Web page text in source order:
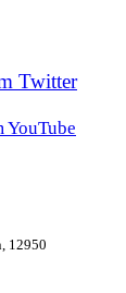
Twitter
YouTube
12950